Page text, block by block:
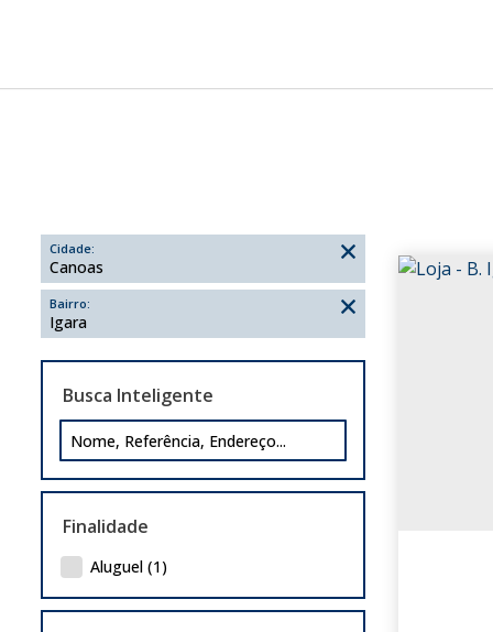
Cidade:
Canoas
Bairro:
Igara
Busca Inteligente
Finalidade
Aluguel (1)